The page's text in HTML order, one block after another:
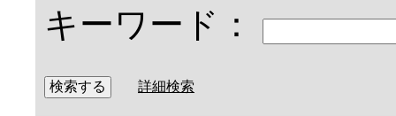
キーワード：
詳細検索